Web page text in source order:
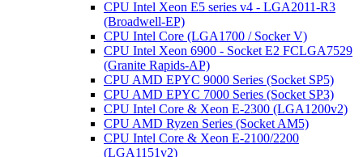
CPU Intel Xeon E5 series v4 - LGA2011-R3
(Broadwell-EP)
CPU Intel Core (LGA1700 / Socker V)
CPU Intel Xeon 6900 - Socket E2 FCLGA7529
(Granite Rapids-AP)
CPU AMD EPYC 9000 Series (Socket SP5)
CPU AMD EPYC 7000 Series (Socket SP3)
CPU Intel Core & Xeon E-2300 (LGA1200v2)
CPU AMD Ryzen Series (Socket AM5)
CPU Intel Core & Xeon E-2100/2200
(LGA1151v2)